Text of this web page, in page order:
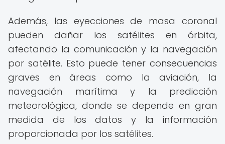
Además, las eyecciones de masa coronal
pueden dañar los satélites en órbita,
afectando la comunicación y la navegación
por satélite. Esto puede tener consecuencias
graves en áreas como la aviación, la
navegación marítima y la predicción
meteorológica, donde se depende en gran
medida de los datos y la información
proporcionada por los satélites.